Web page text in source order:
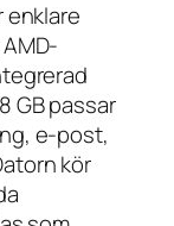
enklare
GB passar
e-post,
kör